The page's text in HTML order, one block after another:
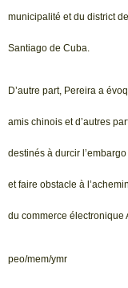
municipalité et du district
Santiago de Cuba.
D’autre part, Pereira a
amis chinois et d’autres
destinés à durcir
et faire obstacle à
du commerce électronique
peo/mem/ymr